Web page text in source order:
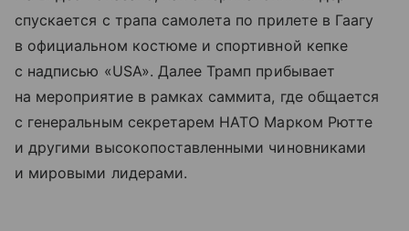
спускается с трапа самолета по прилете в Гаагу
в официальном костюме и спортивной кепке
с надписью «USA». Далее Трамп прибывает
на мероприятие в рамках саммита, где общается
с генеральным секретарем НАТО Марком Рютте
и другими высокопоставленными чиновниками
и мировыми лидерами.